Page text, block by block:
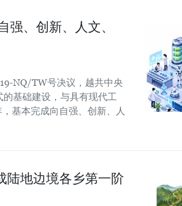
强、创新、人文、
NQ/TW号决议，越共中央
基础建设，与具有现代工
基本完成向自强、创新、人
陆地边境各乡第一阶